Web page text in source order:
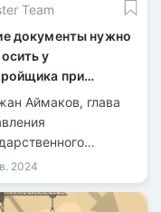
Team
документы нужно
у
при
жилья
Аймаков, глава
контроля
области,
2024